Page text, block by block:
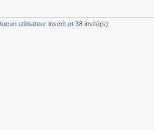
utilisateur inscrit et 38 invité(s)